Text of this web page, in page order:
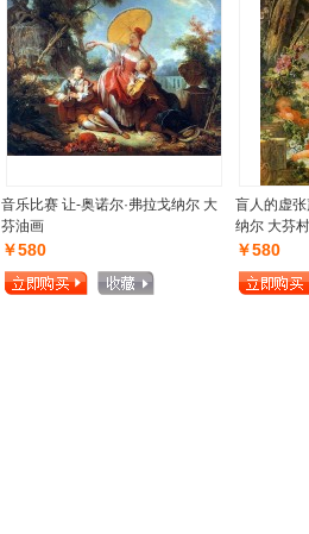
音乐比赛 让-奥诺尔·弗拉戈纳尔 大
芬油画
￥580
盲人的虚
纳尔 大芬
￥580